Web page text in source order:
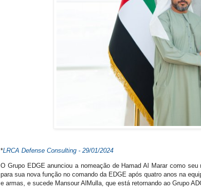
*LRCA Defense Consulting - 29/01/2024
O Grupo EDGE anunciou a nomeação de Hamad Al Marar como
para sua nova função no comando da EDGE após quatro anos na
e armas, e sucede Mansour AlMulla, que está retornando ao Grupo